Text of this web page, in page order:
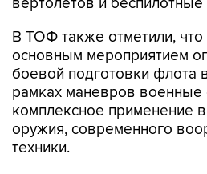
боевой подготовки флота
рамках маневров военные
комплексное применение
оружия, современного
техники.
По официальными данным,